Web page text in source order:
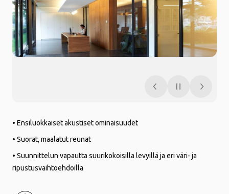
• Ensiluokkaiset akustiset ominaisuudet
• Suorat, maalatut reunat
• Suunnittelun vapautta suurikokoisilla levyillä ja eri väri- ja
ripustusvaihtoehdoilla